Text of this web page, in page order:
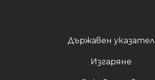
Държавен указател
Изгаряне